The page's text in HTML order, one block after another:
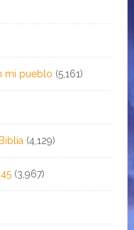
mi pueblo (5,161)
(4,129)
(3,967)